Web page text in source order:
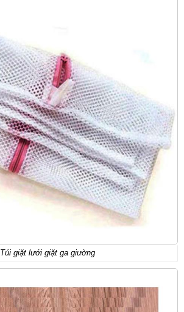
Túi giặt lưới giặt ga giường